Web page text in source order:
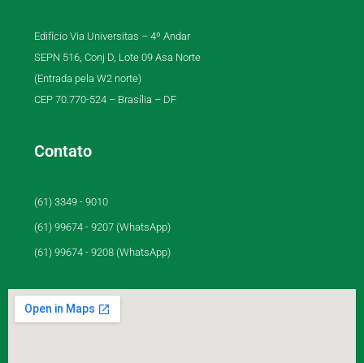
Edifício Via Universitas – 4º Andar
SEPN 516, Conj D, Lote 09 Asa Norte
(Entrada pela W2 norte)
CEP 70.770-524 – Brasília – DF
Contato
(61) 3349 - 9010
(61) 99674 - 9207 (WhatsApp)
(61) 99674 - 9208 (WhatsApp)